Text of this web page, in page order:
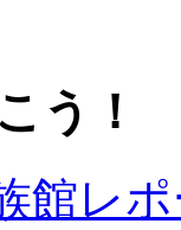
う！
館レ